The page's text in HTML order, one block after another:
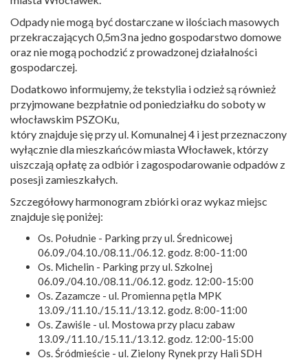
Odpady nie mogą być dostarczane w ilościach masowych
przekraczających 0,5m3 na jedno gospodarstwo domowe
oraz nie mogą pochodzić z prowadzonej działalności
gospodarczej.
Dodatkowo informujemy, że tekstylia i odzież są również
przyjmowane bezpłatnie od poniedziałku do soboty w
włocławskim PSZOKu,
który znajduje się przy ul. Komunalnej 4 i jest przeznaczony
wyłącznie dla mieszkańców miasta Włocławek, którzy
uiszczają opłatę za odbiór i zagospodarowanie odpadów z
posesji zamieszkałych.
Szczegółowy harmonogram zbiórki oraz wykaz miejsc
znajduje się poniżej:
Os. Południe - Parking przy ul. Średnicowej
06.09./04.10./08.11./06.12. godz. 8:00-11:00
Os. Michelin - Parking przy ul. Szkolnej
06.09./04.10./08.11./06.12. godz. 12:00-15:00
Os. Zazamcze - ul. Promienna pętla MPK
13.09./11.10./15.11./13.12. godz. 8:00-11:00
Os. Zawiśle - ul. Mostowa przy placu zabaw
13.09./11.10./15.11./13.12. godz. 12:00-15:00
Os. Śródmieście - ul. Zielony Rynek przy Hali SDH